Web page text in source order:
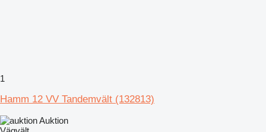
1
Hamm 12 VV Tandemvält (132813)
Auktion